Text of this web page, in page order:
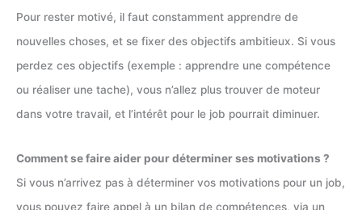
Pour rester motivé, il faut constamment apprendre de
nouvelles choses, et se fixer des objectifs ambitieux. Si vous
perdez ces objectifs (exemple : apprendre une compétence
ou réaliser une tache), vous n’allez plus trouver de moteur
dans votre travail, et l’intérêt pour le job pourrait diminuer.
Comment se faire aider pour déterminer ses motivations ?
Si vous n’arrivez pas à déterminer vos motivations pour un job,
vous pouvez faire appel à un bilan de compétences, via un